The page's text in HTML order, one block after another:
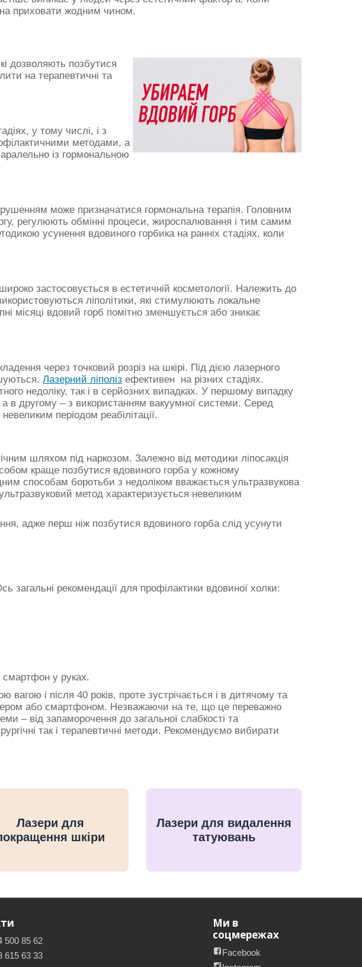
приховати жодним чином.
дозволяють позбутися
на терапевтичні та
у тому числі, і з
методами, а
із гормональною
може призначатися гормональна терапія. Головним
регулюють обмінні процеси, жироспалювання і тим самим
усунення вдовиного горбика на ранніх стадіях, коли
застосовується в естетичній косметології. Належить до
ліполітики, які стимулюють локальне
місяці вдовий горб помітно зменшується або зникає
через точковий розріз на шкірі. Під дією лазерного
Лазерний ліполіз ефективен на різних стадіях.
недоліку, так і в серйозних випадках. У першому випадку
в другому – з використанням вакуумної системи. Серед
періодом реабілітації.
шляхом під наркозом. Залежно від методики ліпосакція
краще позбутися вдовиного горба у кожному
способам боротьби з недоліком вважається ультразвукова
ультразвуковий метод характеризується невеликим
адже перш ніж позбутися вдовиного горба слід усунути
загальні рекомендації для профілактики вдовиної холки:
смартфон у руках.
і після 40 років, проте зустрічається і в дитячому та
або смартфоном. Незважаючи на те, що це переважно
– від запаморочення до загальної слабкості та
так і терапевтичні методи. Рекомендуємо вибирати
Лазери для
шкіри
Лазери для видалення
татуювань
500 85 62
615 63 33
Ми в
соцмережах
Facebook